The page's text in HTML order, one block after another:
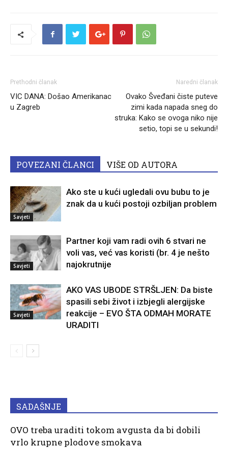
Prethodni članak
VIC DANA: Došao Amerikanac
u Zagreb
Naredni članak
Ovako Šveđani čiste puteve
zimi kada napada sneg do
struka: Kako se ovoga niko nije
setio, topi se u sekundi!
POVEZANI ČLANCI VIŠE OD AUTORA
Savjeti
Ako ste u kući ugledali ovu bubu to je
znak da u kući postoji ozbiljan problem
Savjeti
Partner koji vam radi ovih 6 stvari ne
voli vas, već vas koristi (br. 4 je nešto
najokrutnije
Savjeti
AKO VAS UBODE STRŠLJEN: Da biste
spasili sebi život i izbjegli alergijske
reakcije – EVO ŠTA ODMAH MORATE
URADITI
SADAŠNJE
OVO treba uraditi tokom avgusta da bi dobili
vrlo krupne plodove smokava